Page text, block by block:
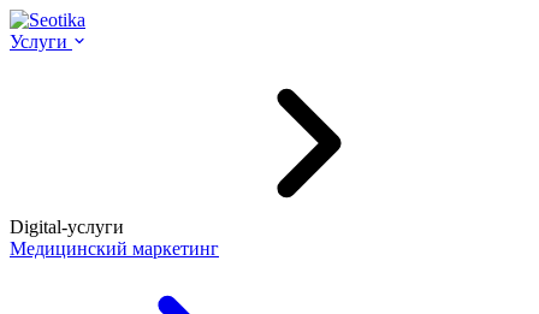
Услуги
Digital-услуги
Медицинский маркетинг